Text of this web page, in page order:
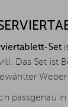
Set
Das Set ist
passgenau